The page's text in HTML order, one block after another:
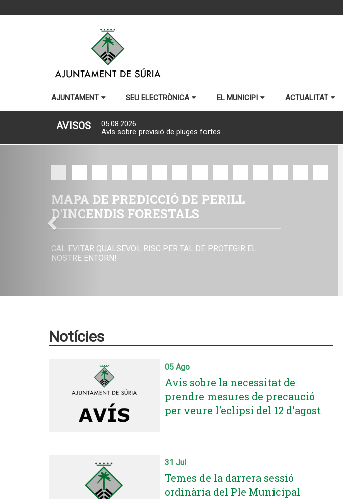
AJUNTAMENT SEU ELECTRÒNICA EL MUNICIPI ACTUALITAT
AVISOS
05.08.2026
Avís sobre l'eclipsi solar del 12 d'agost
RECOMANACIONS I MESURES
PREVENTIVES PER A ONADES DE
CALOR
PROTEGIU-VOS DEL SOL, HIDRATEU-VOS SOVINT I FEU UNA
Notícies
05 Ago
Avis sobre la necessitat de
prendre mesures de precaució
per veure l'eclipsi del 12 d'agost
31 Jul
Temes de la darrera sessió
ordinària del Ple Municipal